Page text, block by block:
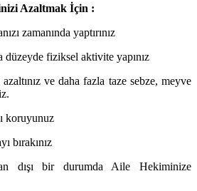
Azaltmak İçin :
zamanında yaptırınız
düzeyde fiziksel aktivite yapınız
ve daha fazla taze sebze, meyve
koruyunuz
bırakınız
dışı bir durumda Aile Hekiminize